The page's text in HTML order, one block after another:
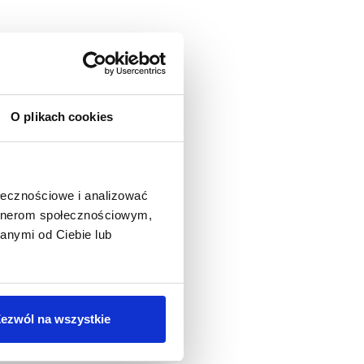
O plikach cookies
i analizować
społecznościowym,
od Ciebie lub
na wszystkie